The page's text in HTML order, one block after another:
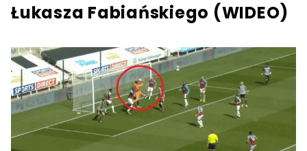
Łukasza Fabiańskiego (WIDEO)